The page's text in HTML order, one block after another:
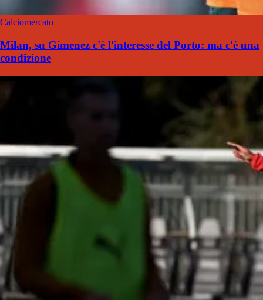
Calciomercato
Milan, su Gimenez c'è l'interesse del Porto: ma c'è una
condizione